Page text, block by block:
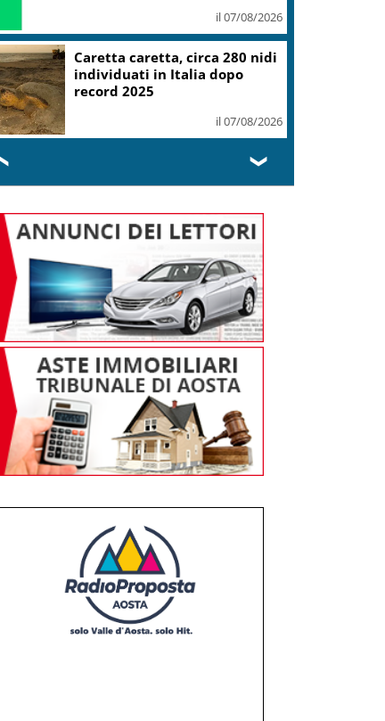
il 07/08/2026
Mondiali Wakeboard: primo
oro è azzurro, Noa Gualtieri
campione Under 14
il 07/08/2026
❯